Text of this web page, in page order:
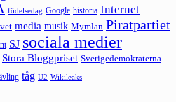
födelsedag Google historia Internet
media musik Mymlan Piratpartiet
SJ sociala medier
Stora Bloggpriset Sverigedemokraterna
tåg U2 Wikileaks